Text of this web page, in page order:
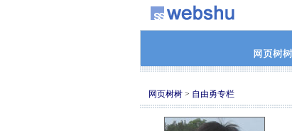
网页树树 > 自由勇专栏